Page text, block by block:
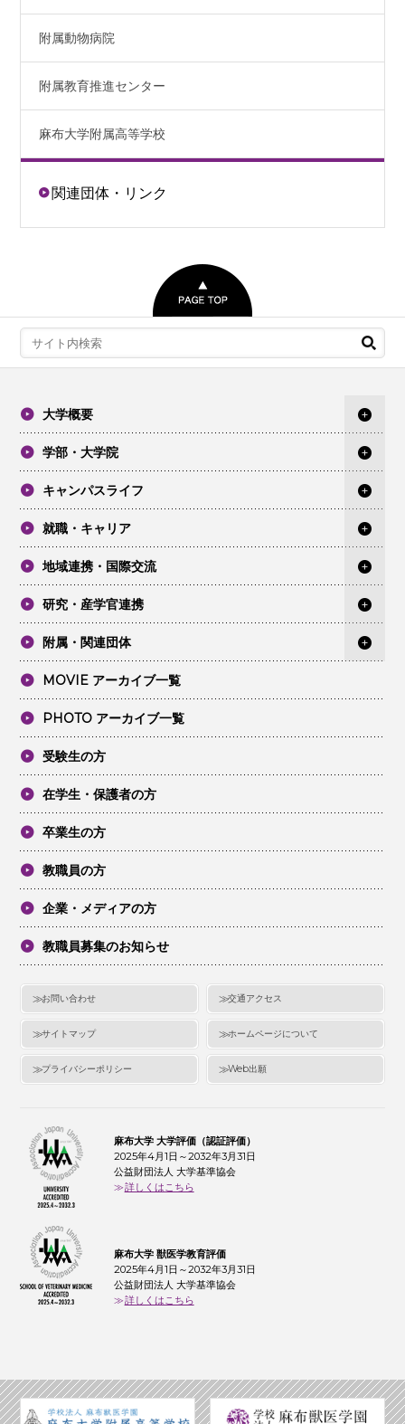
附属動物病院
附属教育推進センター
麻布大学附属高等学校
関連団体・リンク
大学概要
学部・大学院
キャンパスライフ
就職・キャリア
地域連携・国際交流
研究・産学官連携
附属・関連団体
MOVIE アーカイブ一覧
PHOTO アーカイブ一覧
受験生の方
在学生・保護者の方
卒業生の方
教職員の方
企業・メディアの方
教職員募集のお知らせ
お問い合わせ 交通アクセス
サイトマップ ホームページについて
プライバシーポリシー Web出願
麻布大学 大学評価（認証評価）
2025年4月1日～2032年3月31日
公益財団法人 大学基準協会
詳しくはこちら
麻布大学 獣医学教育評価
2025年4月1日～2032年3月31日
公益財団法人 大学基準協会
詳しくはこちら